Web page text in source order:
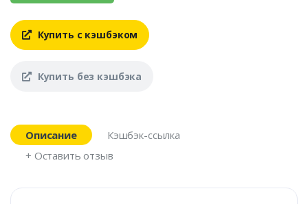
Купить с кэшбэком
Купить без кэшбэка
Описание
Кэшбэк-ссылка
+ Оставить отзыв